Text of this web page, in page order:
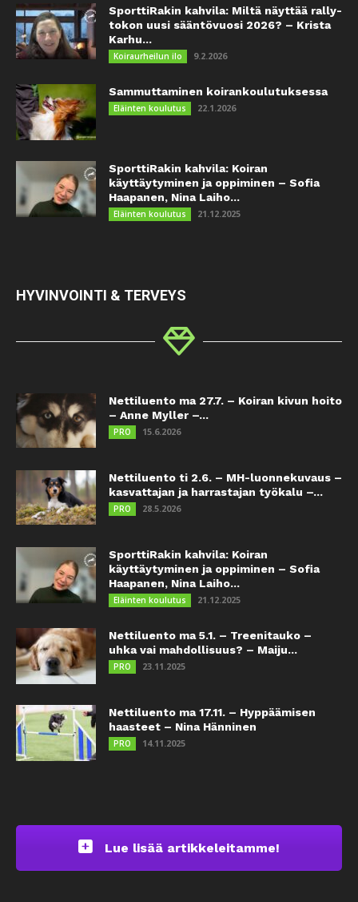
SporttiRakin kahvila: Miltä näyttää rally-
tokon uusi sääntövuosi 2026? – Krista
Karhu...
Koiraurheilun ilo 9.2.2026
Sammuttaminen koirankoulutuksessa
Eläinten koulutus 22.1.2026
SporttiRakin kahvila: Koiran
käyttäytyminen ja oppiminen – Sofia
Haapanen, Nina Laiho...
Eläinten koulutus 21.12.2025
HYVINVOINTI & TERVEYS
Nettiluento ma 27.7. – Koiran kivun hoito
– Anne Myller –...
PRO 15.6.2026
Nettiluento ti 2.6. – MH-luonnekuvaus –
kasvattajan ja harrastajan työkalu –...
PRO 28.5.2026
SporttiRakin kahvila: Koiran
käyttäytyminen ja oppiminen – Sofia
Haapanen, Nina Laiho...
Eläinten koulutus 21.12.2025
Nettiluento ma 5.1. – Treenitauko –
uhka vai mahdollisuus? – Maiju...
PRO 23.11.2025
Nettiluento ma 17.11. – Hyppäämisen
haasteet – Nina Hänninen
PRO 14.11.2025
Lue lisää artikkeleitamme!